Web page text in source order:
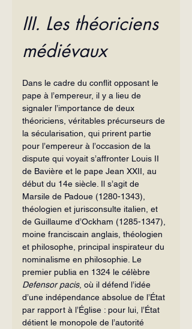
III. Les théoriciens
médiévaux
Dans le cadre du conflit opposant le
pape à l’empereur, il y a lieu de
signaler l’importance de deux
théoriciens, véritables précurseurs de
la sécularisation, qui prirent partie
pour l’empereur à l’occasion de la
dispute qui voyait s’affronter Louis II
de Bavière et le pape Jean XXII, au
début du 14e siècle. Il s’agit de
Marsile de Padoue (1280-1343),
théologien et jurisconsulte italien, et
de Guillaume d’Ockham (1285-1347),
moine franciscain anglais, théologien
et philosophe, principal inspirateur du
nominalisme en philosophie. Le
premier publia en 1324 le célèbre
Defensor pacis, où il défend l’idée
d’une indépendance absolue de l’État
par rapport à l’Église : pour lui, l’État
détient le monopole de l’autorité